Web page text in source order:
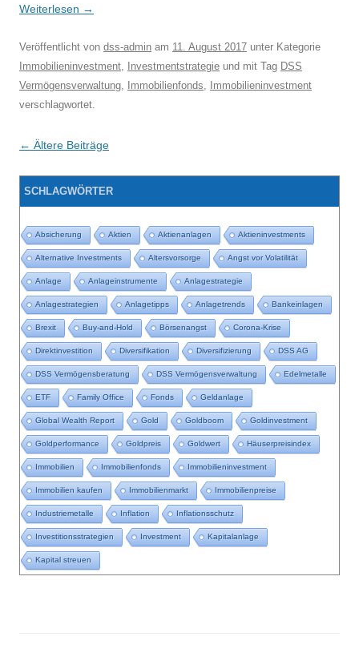
Weiterlesen →
Veröffentlicht von dss-admin am 11. August 2017 unter Kategorie
Immobilieninvestment, Investmentstrategie und mit Tag DSS
Vermögensverwaltung, Immobilienfonds,
Immobilieninvestment
verschlagwortet.
Beitragsnavigation
← Ältere Beiträge
SCHLAGWÖRTER
Absicherung Aktien Aktienanlagen Aktieninvestments
Alternative Investments Altersvorsorge Angst vor Volatilität
Anlage Anlageinstrumente Anlagestrategie
Anlagestrategien Anlagetipps Anlagetrends Bankeinlagen
Brexit Buy-and-Hold Börsenangst Corona-Krise
Direktinvestition Diversifikation Diversifizierung DSS AG
DSS Vermögensberatung DSS Vermögensverwaltung Edelmetalle
ETF Family Office Fonds Geldanlage
Global Wealth Report Gold Goldboom Goldinvestment
Goldperformance Goldpreis Goldwert Häuserpreisindex
Immobilien Immobilienfonds Immobilieninvestment
Immobilien kaufen Immobilienmarkt Immobilienpreise
Industriemetalle Inflation Inflationsschutz
Investitionsstrategien Investment Kapitalanlage
Kapital streuen